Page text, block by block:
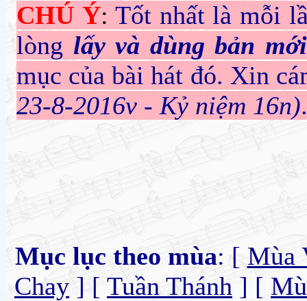
CHÚ Ý:Tốt nhất là mỗi
lòng lấy và dùng bản
mục của bài hát đó. Xin
23-8-2016v - Kỷ niệm 16n).
Mục lục theo mùa: [ Mùa
Chay ] [ Tuần Thánh ] [